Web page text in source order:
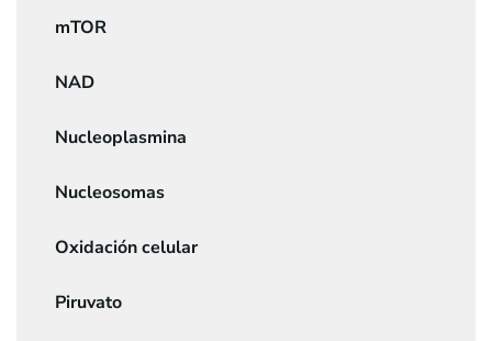
mTOR
NAD
Nucleoplasmina
Nucleosomas
Oxidación celular
Piruvato